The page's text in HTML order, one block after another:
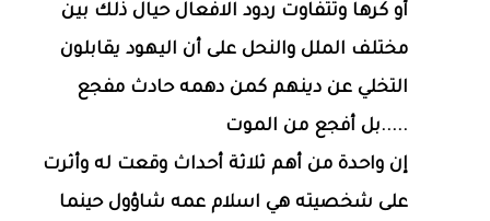
أو كرها وتتفاوت ردود الافعال حيال ذلك بين
مختلف الملل والنحل على أن اليهود يقابلون
التخلي عن دينهم كمن دهمه حادث مفجع
.....بل أفجع من الموت
إن واحدة من أهم ثلاثة أحداث وقعت له وأثرت
على شخصيته هي اسلام عمه شاؤول حينما